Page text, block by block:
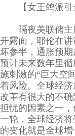
【女王鸽派引
隔夜美联储主
开露面，耶伦在
坏参半，通胀预期
预计未来数年里
施刺激的“巨大空
着风险。全球经
改革有很大的不
担忧的因素之一
一轮，全球经济
的变化就是全球增